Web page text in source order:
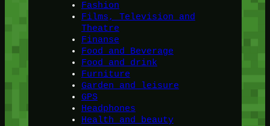
Fashion
Films, Television and
Theatre
Finanse
Food and Beverage
Food and drink
Furniture
Garden and leisure
GPS
Headphones
Health and beauty